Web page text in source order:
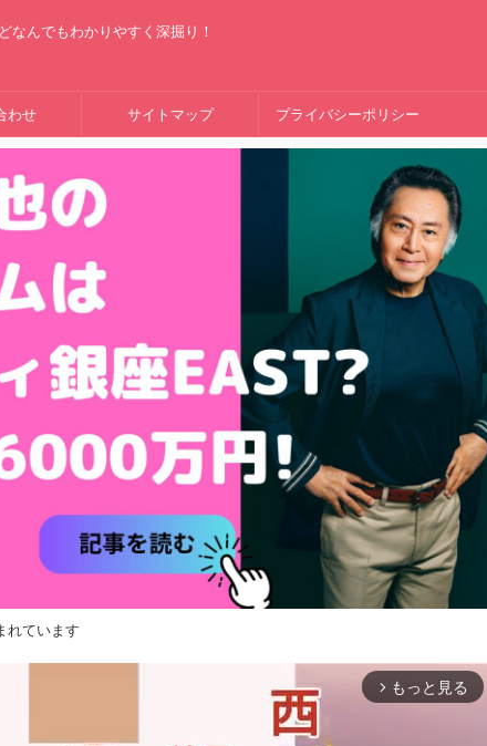
なんでもわかりやすく深掘り！
わせ サイトマップ プライバシーポリシー
れています
arrow_forward_ios もっと見る